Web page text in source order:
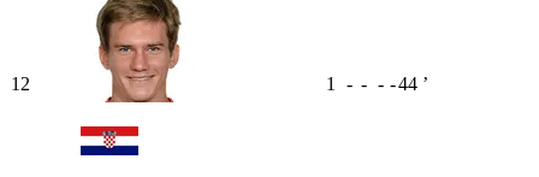
12 1 - - - -44 ʼ